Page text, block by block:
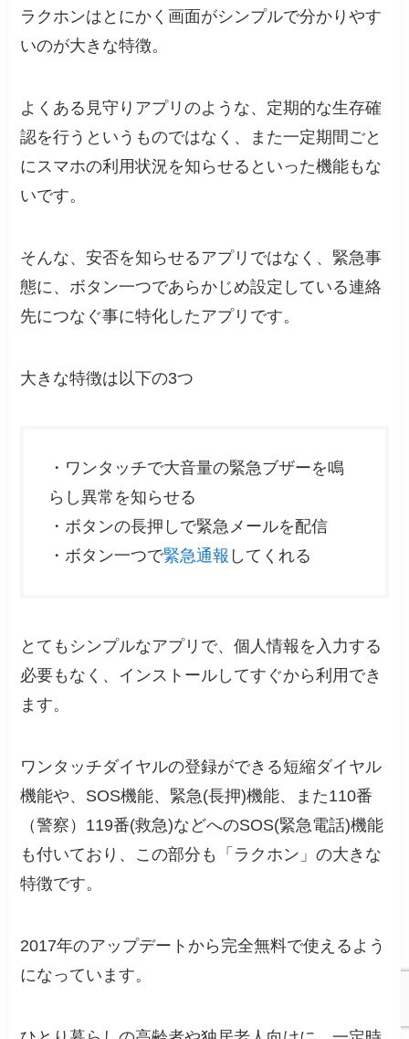
ラクホンはとにかく画面がシンプルで分かりやす
いのが大きな特徴。
よくある見守りアプリのような、定期的な生存確
認を行うというものではなく、また一定期間ごと
にスマホの利用状況を知らせるといった機能もな
いです。
そんな、安否を知らせるアプリではなく、緊急事
態に、ボタン一つであらかじめ設定している連絡
先につなぐ事に特化したアプリです。
大きな特徴は以下の3つ
・ワンタッチで大音量の緊急ブザーを鳴
らし異常を知らせる
・ボタンの長押しで緊急メールを配信
・ボタン一つで緊急通報 してくれる
とてもシンプルなアプリで、個人情報を入力する
必要もなく、インストールしてすぐから利用でき
ます。
ワンタッチダイヤルの登録ができる短縮ダイヤル
機能や、SOS機能、緊急(長押)機能、また110番
（警察）119番(救急)などへのSOS(緊急電話)機能
も付いており、この部分も「ラクホン」の大きな
特徴です。
2017年のアップデートから完全無料で使えるよう
になっています。